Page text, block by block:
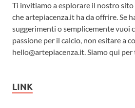
Ti invitiamo a esplorare il nostro
che artepiacenza.it ha da offrire. Se
suggerimenti o semplicemente vuoi
passione per il calcio, non esitare a
hello@artepiacenza.it. Siamo qui per
LINK